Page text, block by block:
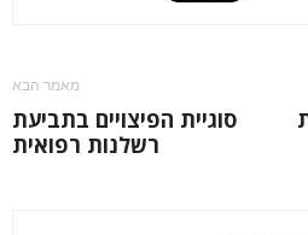
מאמר הבא
סוגיית הפיצויים בתביעת
רשלנות רפואית